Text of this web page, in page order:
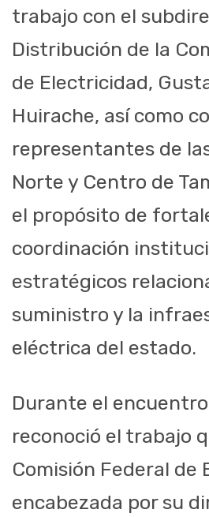
trabajo con el
Distribución de la
de Electricidad,
Huirache, así como
representantes de
Norte y Centro de
el propósito de
coordinación
estratégicos
suministro y la
eléctrica del estado.
Durante el
reconoció el trabajo
Comisión Federal de
encabezada por su